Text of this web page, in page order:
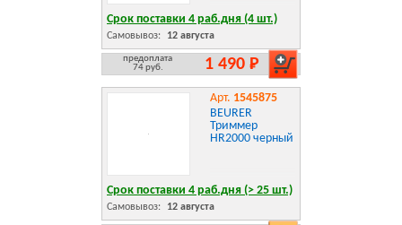
Срок поставки 4 раб.дня (4 шт.)
Самовывоз: 12 августа
предоплата
74 руб.
1 490 Р
Арт. 1545875
BEURER
Триммер
HR2000 черный
Срок поставки 4 раб.дня (> 25 шт.)
Самовывоз: 12 августа